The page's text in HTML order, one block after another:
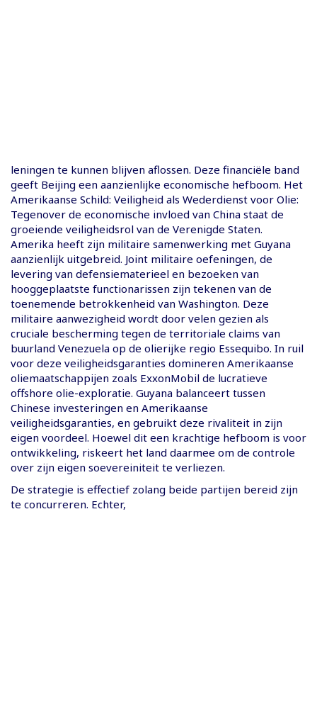
leningen te kunnen blijven aflossen. Deze financiële band
geeft Beijing een aanzienlijke economische hefboom. Het
Amerikaanse Schild: Veiligheid als Wederdienst voor Olie:
Tegenover de economische invloed van China staat de
groeiende veiligheidsrol van de Verenigde Staten.
Amerika heeft zijn militaire samenwerking met Guyana
aanzienlijk uitgebreid. Joint militaire oefeningen, de
levering van defensiematerieel en bezoeken van
hooggeplaatste functionarissen zijn tekenen van de
toenemende betrokkenheid van Washington. Deze
militaire aanwezigheid wordt door velen gezien als
cruciale bescherming tegen de territoriale claims van
buurland Venezuela op de olierijke regio Essequibo. In ruil
voor deze veiligheidsgaranties domineren Amerikaanse
oliemaatschappijen zoals ExxonMobil de lucratieve
offshore olie-exploratie. Guyana balanceert tussen
Chinese investeringen en Amerikaanse
veiligheidsgaranties, en gebruikt deze rivaliteit in zijn
eigen voordeel. Hoewel dit een krachtige hefboom is voor
ontwikkeling, riskeert het land daarmee om de controle
over zijn eigen soevereiniteit te verliezen.
De strategie is effectief zolang beide partijen bereid zijn
te concurreren. Echter,